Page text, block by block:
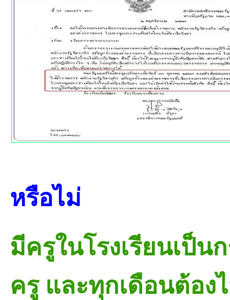
หรือไม่
มีครูในโรงเรียนเป็
ครู และทุกเดือนต้อง